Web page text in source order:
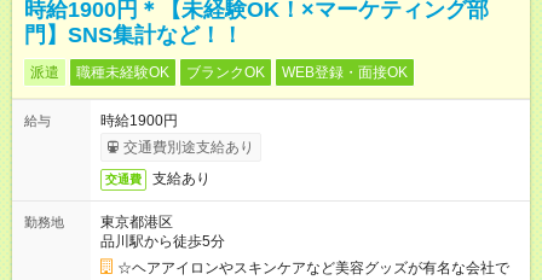
時給1900円＊【未経験OK！×マーケティング部
門】SNS集計など！！
派遣 職種未経験OK ブランクOK WEB登録・面接OK
給与
時給1900円
交通費別途支給あり
交通費 支給あり
勤務地
東京都港区
品川駅から徒歩5分
☆ヘアアイロンやスキンケアなど美容グッズが有名な会社で